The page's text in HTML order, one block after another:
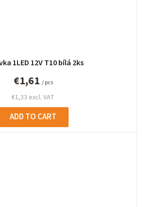
1LED 12V T10 bílá 2ks
€1,33 excl. VAT
€1,61 / pcs
ADD TO CART